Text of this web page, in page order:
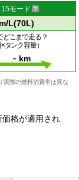
モード
L(70L)
どこまで走る？
×タンク容量）
- km
実際の燃料消費率は異な
格が適用され